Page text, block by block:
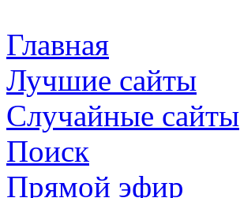
Главная
Лучшие сайты
Случайные сайты
Поиск
Прямой эфир